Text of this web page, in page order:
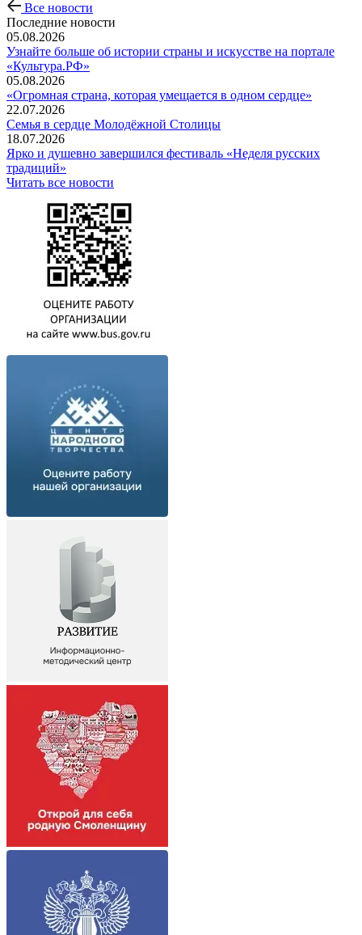
Все новости
Последние новости
05.08.2026
Узнайте больше об истории страны и искусстве на портале
«Культура.РФ»
05.08.2026
«Огромная страна, которая умещается в одном сердце»
22.07.2026
Семья в сердце Молодёжной Столицы
18.07.2026
Ярко и душевно завершился фестиваль «Неделя русских
традиций»
Читать все новости